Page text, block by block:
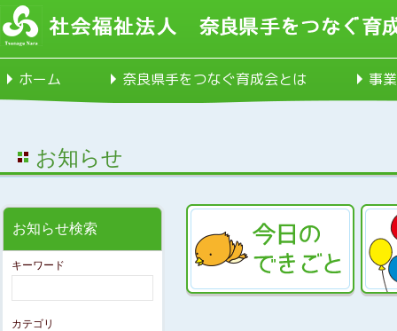
ホーム 奈良県手をつなぐ育成会とは 事
お知らせ
お知らせ検索
キーワード
カテゴリ